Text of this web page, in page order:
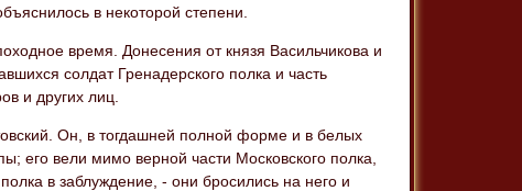
в некоторой степени.
время. Донесения от князя Васильчикова и
солдат Гренадерского полка и часть
и других лиц.
Он, в тогдашней полной форме и в белых
его вели мимо верной части Московского полка,
в заблуждение, - они бросились на него и